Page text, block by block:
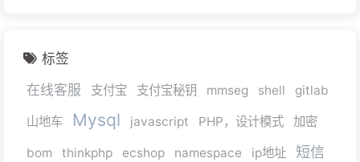
标签
在线客服
支付宝 支付宝秘钥 mmseg shell gitlab
山地车 Mysql javascript PHP，设计模式 加密
bom thinkphp ecshop namespace ip地址 短信